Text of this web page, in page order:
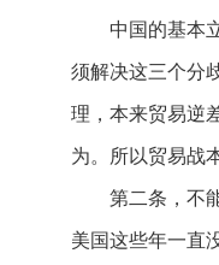
中国的基本立
须解决这三个分
理，本来贸易逆
为。所以贸易战
第二条，不能
美国这些年一直